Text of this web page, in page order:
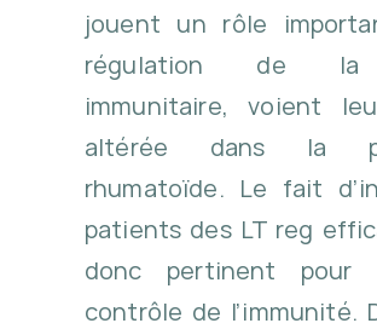
jouent un rôle
régulation de la
immunitaire, voient
altérée dans la
rhumatoïde. Le fait
patients des LT reg
donc pertinent pour
contrôle de l’immunité.